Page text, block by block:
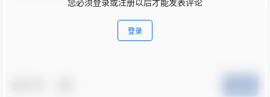
登录